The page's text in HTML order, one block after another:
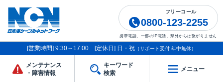
フリーコール
0800-123-2255
携帯電話、一部のIP電話、県外からは繋がりません
[営業時間] 9:30～17:00 [定休日] 日・祝 （サポート受付 年中無休）
メンテナンス
・障害情報
キーワード
検索
メニュー